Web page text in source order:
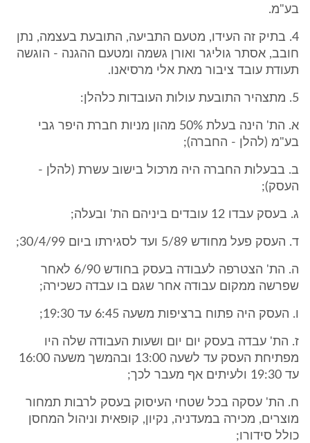
בע"מ.
4. בתיק זה העידו, מטעם התביעה, התובעת בעצמה, נתן
חובב, אסתר גוליגר ואורן גשמה ומטעם ההגנה - הוגשה
תעודת עובד ציבור מאת אלי מרסיאנו.
5. מתצהיר התובעת עולות העובדות כלהלן:
א. הת' הינה בעלת 50% מהון מניות חברת היפר גבי
בע"מ (להלן - החברה);
ב. בבעלות החברה היה מרכול בישוב עשרת (להלן -
העסק);
ג. בעסק עבדו 12 עובדים ביניהם הת' ובעלה;
ד. העסק פעל מחודש 5/89 ועד לסגירתו ביום 30/4/99;
ה. הת' הצטרפה לעבודה בעסק בחודש 6/90 לאחר
שפרשה ממקום עבודה אחר שגם בו עבדה כשכירה;
ו. העסק היה פתוח ברציפות משעה 6:45 עד 19:30;
ז. הת' עבדה בעסק יום יום ושעות העבודה שלה היו
מפתיחת העסק עד לשעה 13:00 ובהמשך משעה 16:00
עד 19:30 ולעיתים אף מעבר לכך;
ח. הת' עסקה בכל שטחי העיסוק בעסק לרבות תמחור
מוצרים, מכירה במעדניה, נקיון, קופאית וניהול המחסן
כולל סידורו;